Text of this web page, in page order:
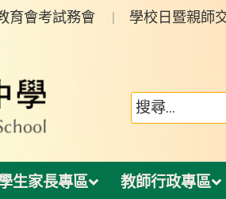
育會考試務會 學校日暨親師
生家長專區 教師行政專區